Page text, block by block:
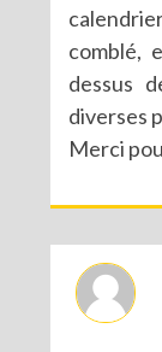
comblé,
dessus
diverses
Merci